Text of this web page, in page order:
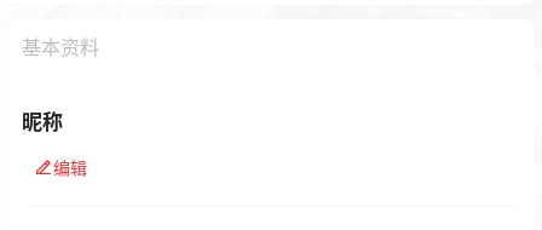
基本资料
昵称
编辑